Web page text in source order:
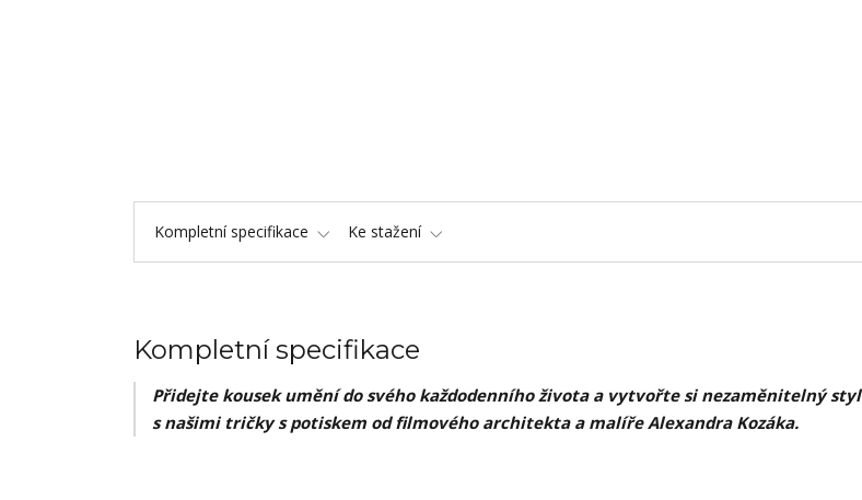
Kompletní specifikace Ke stažení
Kompletní specifikace
Přidejte kousek umění do svého každodenního života a vytvořte si nezaměnitelný styl
s našimi tričky s potiskem od filmového architekta a malíře Alexandra Kozáka.